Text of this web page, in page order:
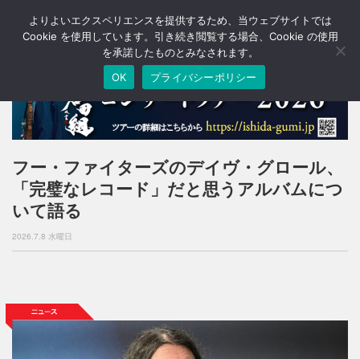
T
o
a
v
g
a
n
フー・ファイターズのデイヴ・グロール、
「完璧なレコード」だと思うアルバムにつ
いて語る
2026.7.8 水曜日
よりよいエクスペリエンスを提供するため、当ウェブサイトでは
Cookie を使用しています。引き続き閲覧する場合、Cookie の使用
を承諾したものとみなされます。
OK
プライバシーポリシー